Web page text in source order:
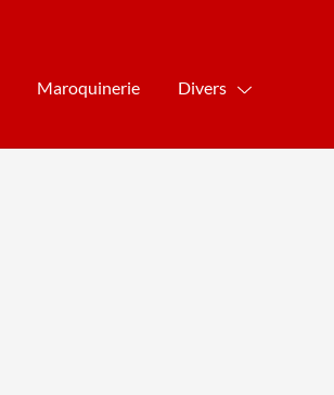
Maroquinerie Divers